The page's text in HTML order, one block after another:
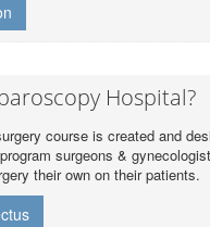
Hospital?
course is created and
surgeons &
their own on their patients.